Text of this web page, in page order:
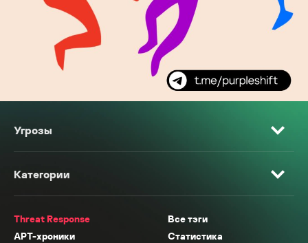
Угрозы
Категории
Threat Response
Все тэги
APT-хроники
Статистика